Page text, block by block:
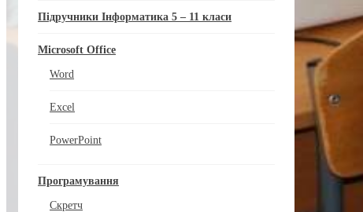
Підручники Інформатика 5 – 11 класи
Microsoft Office
Word
Excel
PowerPoint
Програмування
Скретч